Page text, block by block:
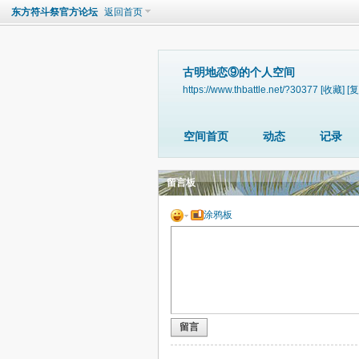
东方符斗祭官方论坛 返回首页
古明地恋⑨的个人空间
https://www.thbattle.net/?30377 [收藏] [
空间首页 动态 记录
留言板
涂鸦板
留言